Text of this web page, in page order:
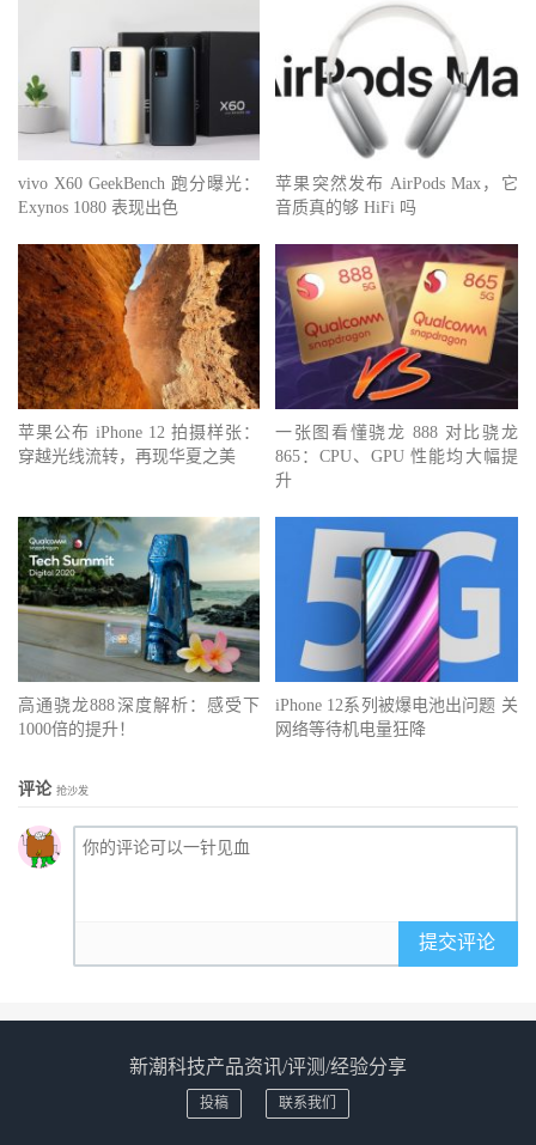
vivo X60 GeekBench 跑分曝光：
Exynos 1080 表现出色
苹果突然发布 AirPods Max，它
音质真的够 HiFi 吗
苹果公布 iPhone 12 拍摄样张：
穿越光线流转，再现华夏之美
一张图看懂骁龙 888 对比骁龙
865：CPU、GPU 性能均大幅提
升
高通骁龙888深度解析：感受下
1000倍的提升！
iPhone 12系列被爆电池出问题 关
网络等待机电量狂降
评论 抢沙发
提交评论
新潮科技产品资讯/评测/经验分享
投稿 联系我们